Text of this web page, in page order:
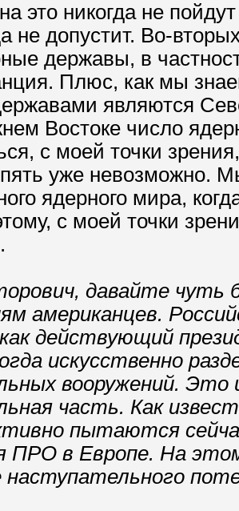
это никогда не
не допустит. Во-
державы, в
Плюс, как мы
являются
Востоке число
с моей точки
уже невозможно.
ядерного мира,
с моей точки
давайте чуть
американцев.
как действующий
искусственно
вооружений.
часть. Как
пытаются
ПРО в Европе. На
наступательного